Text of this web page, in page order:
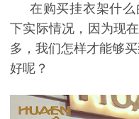
在购买挂衣架什
下实际情况，因为现
多，我们怎样才能够买
好呢？